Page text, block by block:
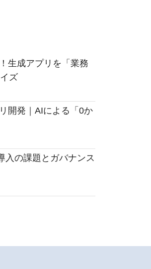
生成アプリを「業務
ズ
開発｜AIによる「0か
入の課題とガバナンス